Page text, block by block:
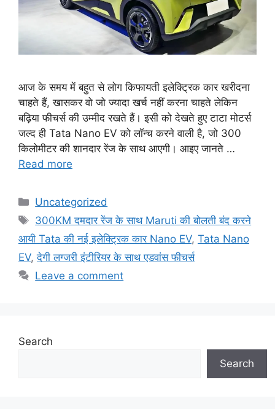
आज के समय में बहुत से लोग किफायती इलेक्ट्रिक कार खरीदना
चाहते हैं, खासकर वो जो ज्यादा खर्च नहीं करना चाहते लेकिन
बढ़िया फीचर्स की उम्मीद रखते हैं। इसी को देखते हुए टाटा मोटर्स
जल्द ही Tata Nano EV को लॉन्च करने वाली है, जो 300
किलोमीटर की शानदार रेंज के साथ आएगी। आइए जानते …
Read more
Categories
Uncategorized
Tags
300KM दमदार रेंज के साथ Maruti की बोलती बंद करने
आयी Tata की नई इलेक्ट्रिक कार Nano EV, Tata Nano
EV,देगी लग्जरी इंटीरियर के साथ एडवांस फीचर्स
Leave a comment
Search
Search